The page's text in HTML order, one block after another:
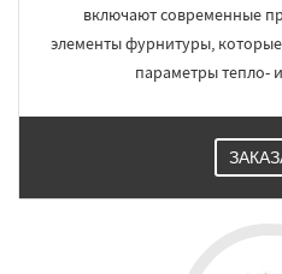
включают современные
элементы фурнитуры,
параметры тепло-